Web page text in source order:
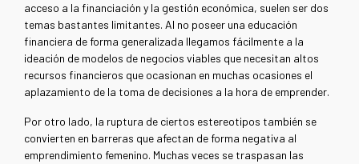
acceso a la financiación y la gestión económica, suelen ser dos
temas bastantes limitantes. Al no poseer una educación
financiera de forma generalizada llegamos fácilmente a la
ideación de modelos de negocios viables que necesitan altos
recursos financieros que ocasionan en muchas ocasiones el
aplazamiento de la toma de decisiones a la hora de emprender.
Por otro lado, la ruptura de ciertos estereotipos también se
convierten en barreras que afectan de forma negativa al
emprendimiento femenino. Muchas veces se traspasan las